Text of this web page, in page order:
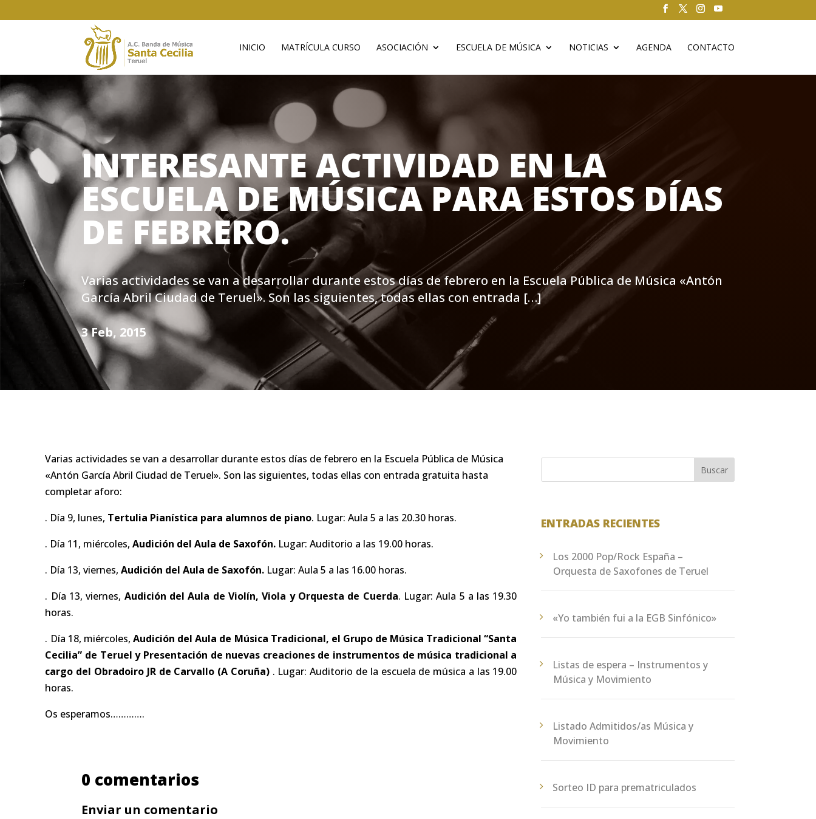
INICIO MATRÍCULA CURSO ASOCIACIÓN ESCUELA DE MÚSICA NOTICIAS AGENDA CONTACTO
INTERESANTE ACTIVIDAD EN LA
ESCUELA DE MÚSICA PARA ESTOS DÍAS
DE FEBRERO.
Varias actividades se van a desarrollar durante estos días de febrero en la Escuela Pública de Música «Antón
García Abril Ciudad de Teruel». Son las siguientes, todas ellas con entrada […]
3 Feb, 2015
Varias actividades se van a desarrollar durante estos días de febrero en la Escuela Pública de Música
«Antón García Abril Ciudad de Teruel». Son las siguientes, todas ellas con entrada gratuita hasta
completar aforo:
. Día 9, lunes, Tertulia Pianística para alumnos de piano. Lugar: Aula 5 a las 20.30 horas.
. Día 11, miércoles,Audición del Aula de Saxofón. Lugar: Auditorio a las 19.00 horas.
. Día 13, viernes,Audición del Aula de Saxofón. Lugar: Aula 5 a las 16.00 horas.
. Día 13, viernes, Audición del Aula de Violín, Viola y Orquesta de Cuerda. Lugar: Aula 5 a las 19.30
horas.
. Día 18, miércoles, Audición del Aula de Música Tradicional, el Grupo de Música Tradicional “Santa
Cecilia” de Teruel y Presentación de nuevas creaciones de instrumentos de música tradicional a
cargo del Obradoiro JR de Carvallo (A Coruña) . Lugar: Auditorio de la escuela de música a las 19.00
horas.
Os esperamos………….
0 comentarios
Enviar un comentario
Buscar
ENTRADAS RECIENTES
Los 2000 Pop/Rock España –
Orquesta de Saxofones de Teruel
«Yo también fui a la EGB Sinfónico»
Listas de espera – Instrumentos y
Música y Movimiento
Listado Admitidos/as Música y
Movimiento
Sorteo ID para prematriculados